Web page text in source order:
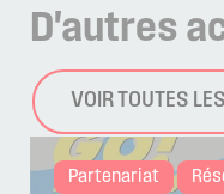
D'autres
VOIR TOUTES
Partenariat